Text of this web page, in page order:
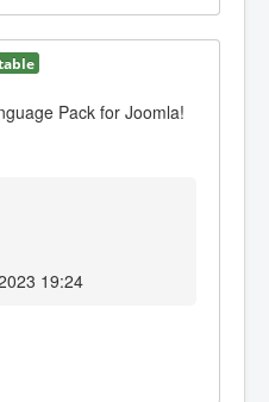
Pack for Joomla!
19:24